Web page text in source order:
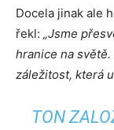
Docela jinak ale
řekl: „Jsme
hranice na
záležitost, která
TON